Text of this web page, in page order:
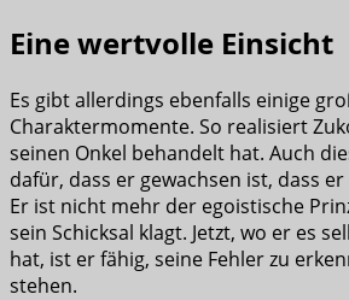
Eine wertvolle Einsicht
Es gibt allerdings ebenfalls einige
Charaktermomente. So realisiert
seinen Onkel behandelt hat. Auch
dafür, dass er gewachsen ist, dass
Er ist nicht mehr der egoistische
sein Schicksal klagt. Jetzt, wo er es
hat, ist er fähig, seine Fehler zu
stehen.